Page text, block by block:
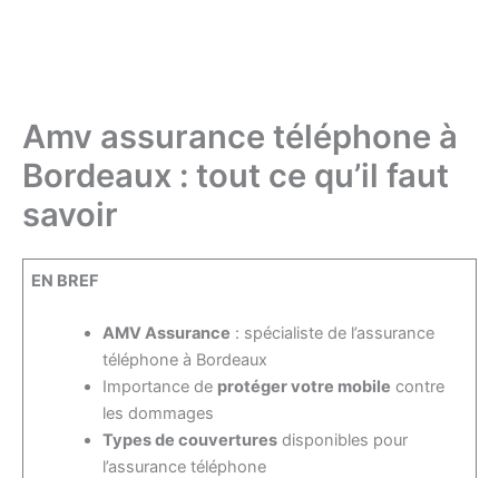
Amv assurance téléphone à
Bordeaux : tout ce qu’il faut
savoir
EN BREF
AMV Assurance : spécialiste de l’assurance
téléphone à Bordeaux
Importance de protéger votre mobile contre
les dommages
Types de couvertures disponibles pour
l’assurance téléphone